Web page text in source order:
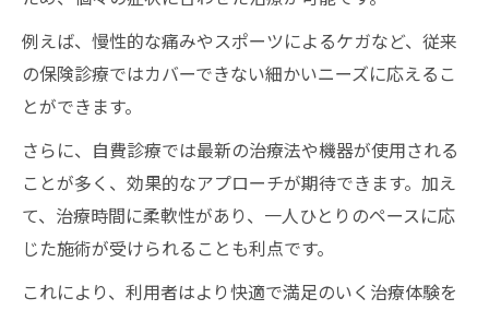
例えば、慢性的な痛みやスポーツによるケガなど、従来
の保険診療ではカバーできない細かいニーズに応えるこ
とができます。
さらに、自費診療では最新の治療法や機器が使用される
ことが多く、効果的なアプローチが期待できます。加え
て、治療時間に柔軟性があり、一人ひとりのペースに応
じた施術が受けられることも利点です。
これにより、利用者はより快適で満足のいく治療体験を